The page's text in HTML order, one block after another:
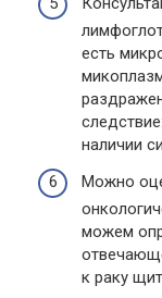
есть
наличии
Можно
можем
к раку